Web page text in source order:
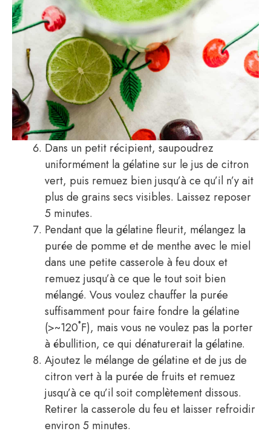
Dans un petit récipient, saupoudrez
uniformément la gélatine sur le jus de citron
vert, puis remuez bien jusqu’à ce qu’il n’y ait
plus de grains secs visibles. Laissez reposer
5 minutes.
Pendant que la gélatine fleurit, mélangez la
purée de pomme et de menthe avec le miel
dans une petite casserole à feu doux et
remuez jusqu’à ce que le tout soit bien
mélangé. Vous voulez chauffer la purée
suffisamment pour faire fondre la gélatine
(>~120˚F), mais vous ne voulez pas la porter
à ébullition, ce qui dénaturerait la gélatine.
Ajoutez le mélange de gélatine et de jus de
citron vert à la purée de fruits et remuez
jusqu’à ce qu’il soit complètement dissous.
Retirer la casserole du feu et laisser refroidir
environ 5 minutes.